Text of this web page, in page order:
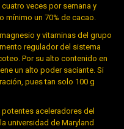
veces por semana y
mínimo un 70% de cacao.
y vitaminas del grupo
regulador del sistema
Por su alto contenido en
un alto poder saciante. Si
pues tan solo 100 g
aceleradores del
universidad de Maryland